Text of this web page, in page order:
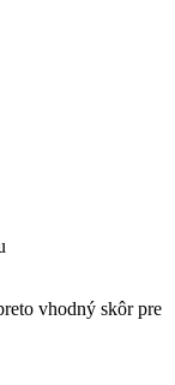
vhodný skôr pre